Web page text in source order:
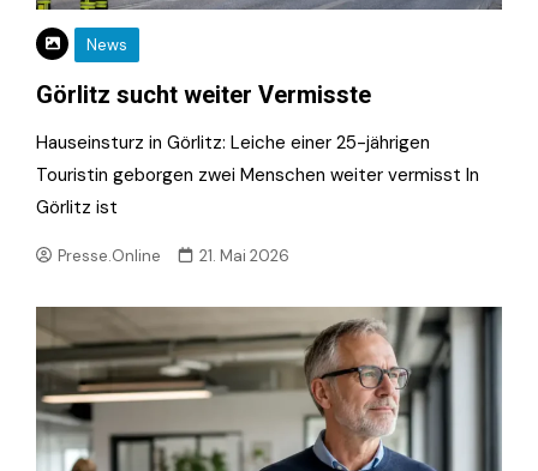
News
Görlitz sucht weiter Vermisste
Hauseinsturz in Görlitz: Leiche einer 25-jährigen
Touristin geborgen zwei Menschen weiter vermisst In
Görlitz ist
Presse.Online 21. Mai 2026